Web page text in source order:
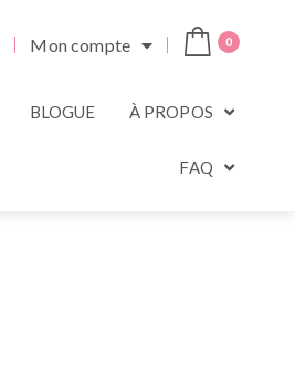
Mon compte 0
BLOGUE À PROPOS
FAQ